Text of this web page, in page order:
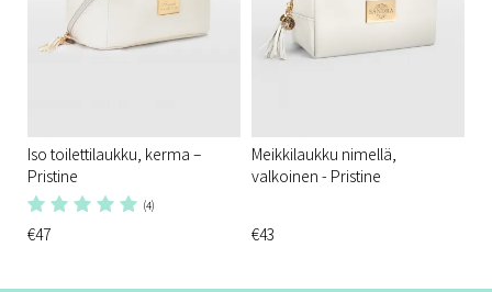
Iso toilettilaukku, kerma –
Pristine
(4)
€47
Meikkilaukku nimellä,
valkoinen - Pristine
€43